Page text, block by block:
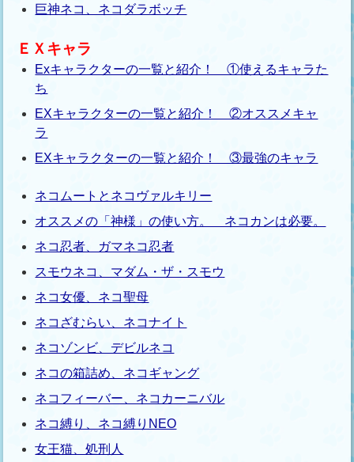
巨神ネコ、ネコダラボッチ
ＥＸキャラ
Exキャラクターの一覧と紹介！ ①使えるキャラた
ち
EXキャラクターの一覧と紹介！ ②オススメキャ
ラ
EXキャラクターの一覧と紹介！ ③最強のキャラ
ネコムートとネコヴァルキリー
オススメの「神様」の使い方。 ネコカンは必要。
ネコ忍者、ガマネコ忍者
スモウネコ、マダム・ザ・スモウ
ネコ女優、ネコ聖母
ネコざむらい、ネコナイト
ネコゾンビ、デビルネコ
ネコの箱詰め、ネコギャング
ネコフィーバー、ネコカーニバル
ネコ縛り、ネコ縛りNEO
女王猫、処刑人